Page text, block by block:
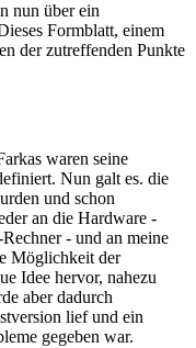
nun über ein
Formblatt, einem
der zutreffenden Punkte
waren seine
Nun galt es. die
und schon
an die Hardware -
- und an meine
Möglichkeit der
Idee hervor, nahezu
aber dadurch
lief und ein
gegeben war.